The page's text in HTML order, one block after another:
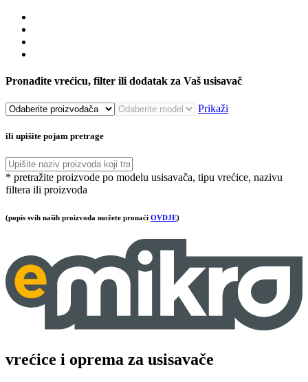
Pronađite vrećicu, filter ili dodatak za Vaš usisavač
Prikaži
ili upišite pojam pretrage
* pretražite proizvode po modelu usisavača, tipu vrećice, nazivu
filtera ili proizvoda
(popis svih naših proizvoda možete pronaći OVDJE)
vrećice i oprema za usisavače